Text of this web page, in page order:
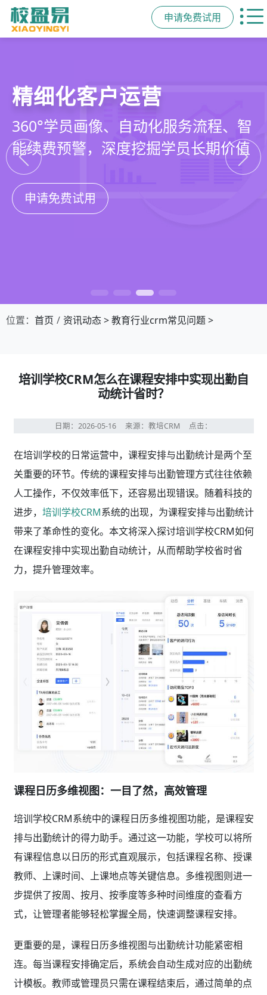
申请免费试用
教培行业CRM
以学员为中心，打通从引流、转化、
教学到复购转介绍的全生命周期增长
引擎
申请免费试用
智能销售漏斗
线索自动分配、标准化跟单、试听转
化分析，打造高绩效招生团队
申请免费试用
精细化客户运营
360°学员画像、自动化服务流程、智
能续费预警，深度挖掘学员长期价值
申请免费试用
私域招生与裂变
集成企微SCRM、小程序商城、丰富
裂变工具，实现低成本口碑增长
申请免费试用
位置： 首页 资讯动态>教育行业crm常见问题>
培训学校CRM怎么在课程安排中实现出勤自
动统计省时？
日期：2026-05-16 来源：教培CRM 点击：
在培训学校的日常运营中，课程安排与出勤统计是两个至
关重要的环节。传统的课程安排与出勤管理方式往往依赖
人工操作，不仅效率低下，还容易出现错误。随着科技的
进步， 培训学校CRM系统的出现，为课程安排与出勤统计
带来了革命性的变化。本文将深入探讨培训学校CRM如何
在课程安排中实现出勤自动统计，从而帮助学校省时省
力，提升管理效率。
课程日历多维视图：一目了然，高效管理
培训学校CRM系统中的课程日历多维视图功能，是课程安
排与出勤统计的得力助手。通过这一功能，学校可以将所
有课程信息以日历的形式直观展示，包括课程名称、授课
教师、上课时间、上课地点等关键信息。多维视图则进一
步提供了按周、按月、按季度等多种时间维度的查看方
式，让管理者能够轻松掌握全局，快速调整课程安排。
更重要的是，课程日历多维视图与出勤统计功能紧密相
连。每当课程安排确定后，系统会自动生成对应的出勤统
计模板。教师或管理员只需在课程结束后，通过简单的点